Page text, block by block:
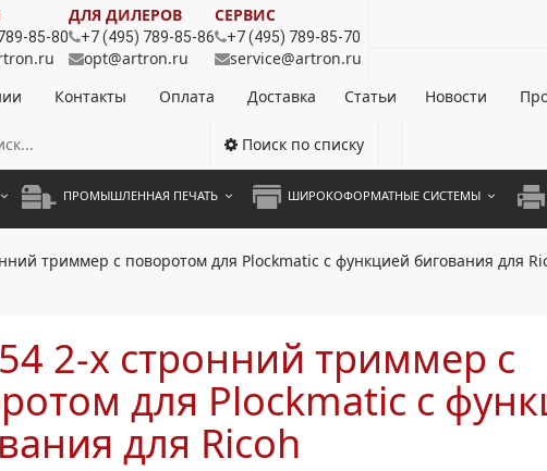
85-80
ДЛЯ ДИЛЕРОВ
+7 (495) 789-85-86
opt@artron.ru
СЕРВИС
+7 (495) 789-85-70
service@artron.ru
Контакты Оплата Доставка Статьи Новости
Поиск по списку
ПРОМЫШЛЕННАЯ ПЕЧАТЬ ШИРОКОФОРМАТНЫЕ СИСТЕМЫ
триммер с поворотом для Plockmatic с функцией бигования для
2-х стронний триммер с
для Plockmatic с
для Ricoh